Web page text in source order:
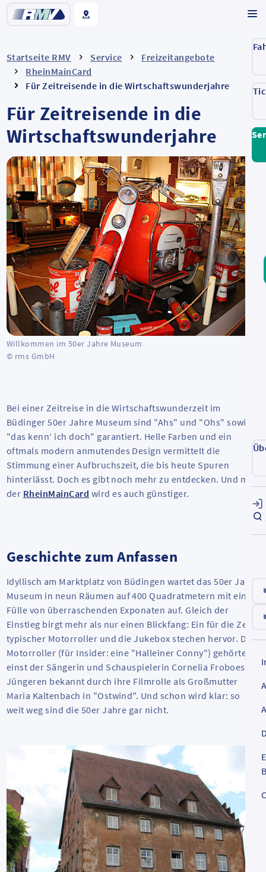
Startseite RMV Service
Freizeitangebote
RheinMainCard
Für Zeitreisende in die Wirtschaftswunderjahre
Für Zeitreisende in die
Wirtschaftswunderjahre
Willkommen im 50er Jahre Museum
© rms GmbH
Bei einer Zeitreise in die Wirtschaftswunderzeit im
Büdinger 50er Jahre Museum sind "Ahs" und "Ohs" sowie
"das kenn‘ ich doch" garantiert. Helle Farben und ein
oftmals modern anmutendes Design vermittelt die
Stimmung einer Aufbruchszeit, die bis heute Spuren
hinterlässt. Doch es gibt noch mehr zu entdecken. Und mit
der RheinMainCard wird es auch günstiger.
Geschichte zum Anfassen
Idyllisch am Marktplatz von Büdingen wartet das 50er Jahre
Museum in neun Räumen auf 400 Quadratmetern mit einer
Fülle von überraschenden Exponaten auf. Gleich der
Einstieg birgt mehr als nur einen Blickfang: Ein für die Zeit
typischer Motorroller und die Jukebox stechen hervor. Der
Motorroller (für Insider: eine "Halleiner Conny") gehörte
einst der Sängerin und Schauspielerin Cornelia Froboess,
Jüngeren bekannt durch ihre Filmrolle als Großmutter
Maria Kaltenbach in "Ostwind". Und schon wird klar: so
weit weg sind die 50er Jahre gar nicht.